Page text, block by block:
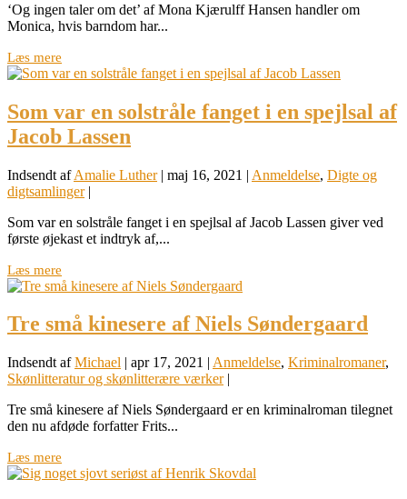
‘Og ingen taler om det’ af Mona Kjærulff Hansen handler om
Monica, hvis barndom har...
Læs mere
Som var en solstråle fanget i en spejlsal af
Jacob Lassen
Indsendt afAmalie Luther| maj 16, 2021 | Anmeldelse, Digte og
digtsamlinger|
Som var en solstråle fanget i en spejlsal af Jacob Lassen giver ved
første øjekast et indtryk af,...
Læs mere
Tre små kinesere af Niels Søndergaard
Indsendt afMichael | apr 17, 2021 | Anmeldelse, Kriminalromaner,
Skønlitteratur og skønlitterære værker|
Tre små kinesere af Niels Søndergaard er en kriminalroman tilegnet
den nu afdøde forfatter Frits...
Læs mere